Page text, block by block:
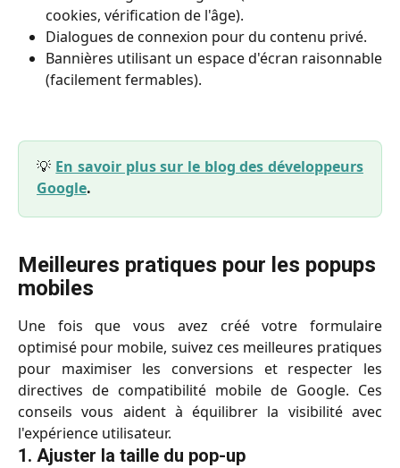
cookies, vérification de l'âge).
Dialogues de connexion pour du contenu privé.
Bannières utilisant un espace d'écran raisonnable
(facilement fermables).
💡 En savoir plus sur le blog des développeurs
Google.
Meilleures pratiques pour les popups
mobiles
Une fois que vous avez créé votre formulaire
optimisé pour mobile, suivez ces meilleures pratiques
pour maximiser les conversions et respecter les
directives de compatibilité mobile de Google. Ces
conseils vous aident à équilibrer la visibilité avec
l'expérience utilisateur.
1. Ajuster la taille du pop-up